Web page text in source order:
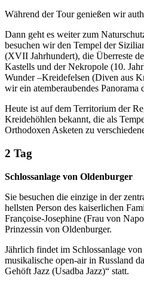
Während der Tour genießen wir
Dann geht es weiter zum
besuchen wir den Tempel der
(XVII Jahrhundert), die Überreste
Kastells und der Nekropole (10.
Wunder –Kreidefelsen (Diven aus
wir ein atemberaubendes Panorama
Heute ist auf dem Territorium der
Kreidehöhlen bekannt, die als
Orthodoxen Asketen zu
2 Tag
Schlossanlage von Oldenburger
Sie besuchen die einzige in der
hellsten Person des kaiserlichen
Françoise-Josephine (Frau von
Prinzessin von Oldenburger.
Jährlich findet im Schlossanlage
musikalische open-air in Russland
Gehöft Jazz (Usadba Jazz)“ statt.